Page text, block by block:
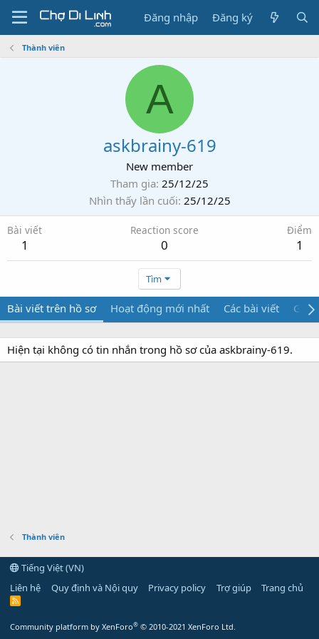
Đăng nhập Đăng ký
Thành viên
A
askbrainy-619
New member
Tham gia 25/12/25
Nhìn thấy lần cuối 25/12/25
Bài viết
1
Reaction score
0
Điểm
1
Tìm
Bài viết trên hồ sơ Hoạt động mới nhất Các bài viết Giới
Hiện tại không có tin nhắn trong hồ sơ của askbrainy-619.
Thành viên
Tiếng Việt (VN)
Liên hệ
Quy định và Nội quy Privacy policy Trợ giúp Trang chủ
R
Community platform by XenForo® © 2010-2021 XenForo Ltd.